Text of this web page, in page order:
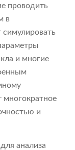
проводить
в
и многие
многократное
и
анализа